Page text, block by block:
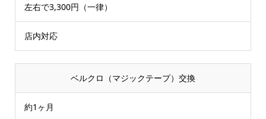
左右で3,300円（一律）
店内対応
ベルクロ（マジックテープ）交換
約1ヶ月